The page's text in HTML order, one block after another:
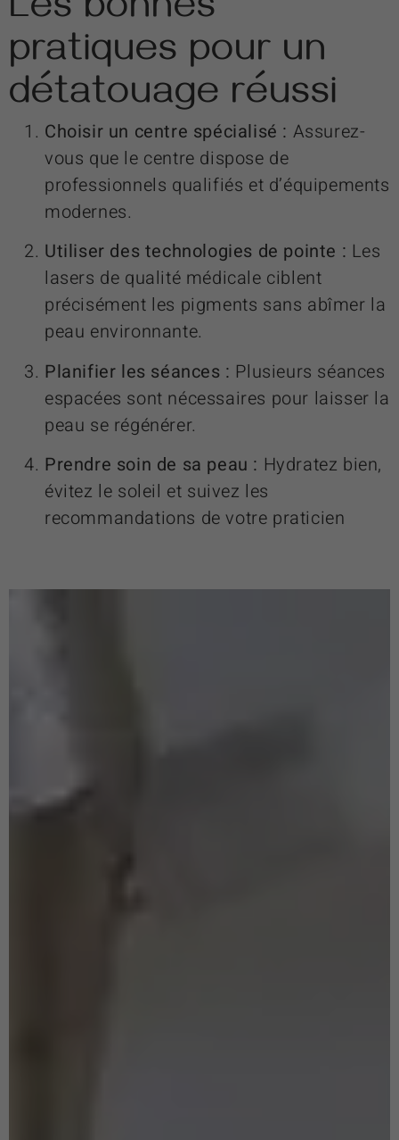
Les bonnes
pratiques pour un
détatouage réussi
Choisir un centre spécialisé : Assurez-
vous que le centre dispose de
professionnels qualifiés et d’équipements
modernes.
Utiliser des technologies de pointe : Les
lasers de qualité médicale ciblent
précisément les pigments sans abîmer la
peau environnante.
Planifier les séances : Plusieurs séances
espacées sont nécessaires pour laisser la
peau se régénérer.
Prendre soin de sa peau : Hydratez bien,
évitez le soleil et suivez les
recommandations de votre praticien